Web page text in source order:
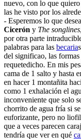
nuevo, con lo que
las he visto por los
- Esperemos lo que
Cicerón y The songlines
por otra parte
palabras para las becaria
del significao, las
requetedicho. En mis
cama de 1 salto y hasta
en hacer 1 montañita
como 1 exhalación el
inconveniente que solo
chorrito de agua fría si
euforizante, pero no
que a veces parecen
tendría que ver en qué